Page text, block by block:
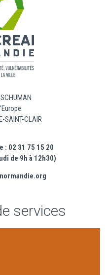
SAINT-CLAIR
: 02 31 75 15 20
de 9h à 12h30)
services